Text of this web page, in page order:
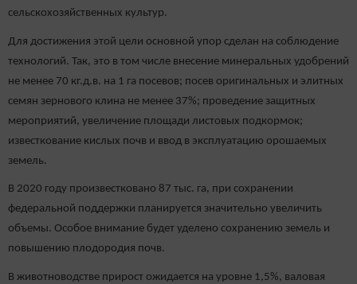
сельскохозяйственных культур.
Для достижения этой цели основной упор сделан на соблюдение
технологий. Так, это в том числе внесение минеральных удобрений
не менее 70 кг.д.в. на 1 га посевов; посев оригинальных и элитных
семян зернового клина не менее 37%; проведение защитных
мероприятий, увеличение площади листовых подкормок;
известкование кислых почв и ввод в эксплуатацию орошаемых
земель.
В 2020 году произвестковано 87 тыс. га, при сохранении
федеральной поддержки планируется значительно увеличить
объемы. Особое внимание будет уделено сохранению земель и
повышению плодородия почв.
В животноводстве прирост ожидается на уровне 1,5%, валовая